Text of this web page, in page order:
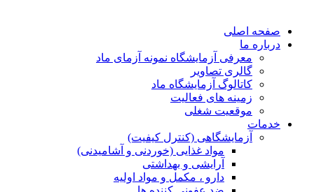
صفحه اصلی
درباره ما
معرفی آزمایشگاه نمونه آزمای ماد
گالری تصاویر
کاتالوگ آزمایشگاه ماد
زمینه های فعالیت
موقعیت شغلی
خدمات
آزمایشگاهی (کنترل کیفیت)
مواد غذایی (خوردنی و آشامیدنی)
آرایشی و بهداشتی
دارو ، مکمل و مواد اولیه